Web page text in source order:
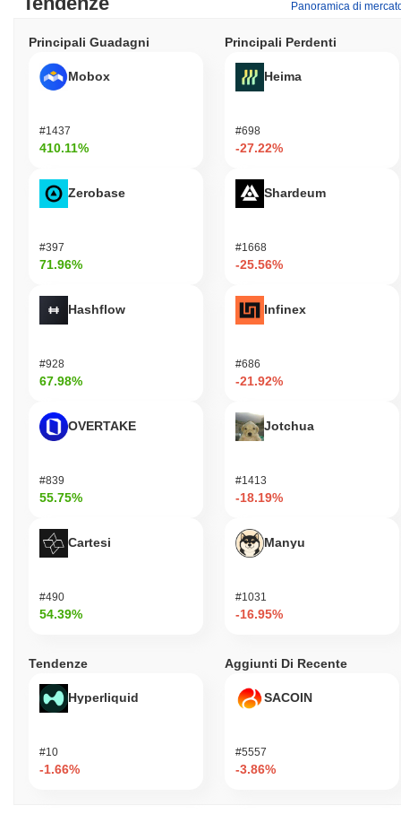
Panoramica di
Principali Guadagni
Mobox
#1437
410.11%
Zerobase
#397
71.96%
Hashflow
#928
67.98%
OVERTAKE
#839
55.75%
Cartesi
#490
54.39%
Principali Perdenti
Heima
#698
-27.22%
Shardeum
#1668
-25.56%
Infinex
#686
-21.92%
Jotchua
#1413
-18.19%
Manyu
#1031
-16.95%
Tendenze
Hyperliquid
#10
-1.66%
Aggiunti Di Recente
SACOIN
#5557
-3.86%